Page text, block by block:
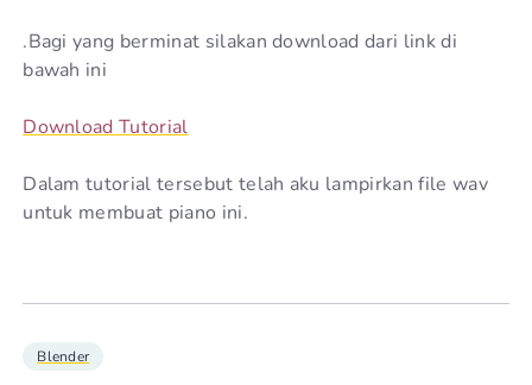
.Bagi yang berminat silakan download dari link di
bawah ini
Download Tutorial
Dalam tutorial tersebut telah aku lampirkan file wav
untuk membuat piano ini.
Blender